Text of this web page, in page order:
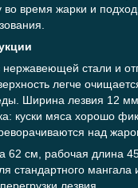
время жарки и
нержавеющей стали и
легче
Ширина лезвия 12
куски мяса хорошо
над
см, рабочая длина
стандартного